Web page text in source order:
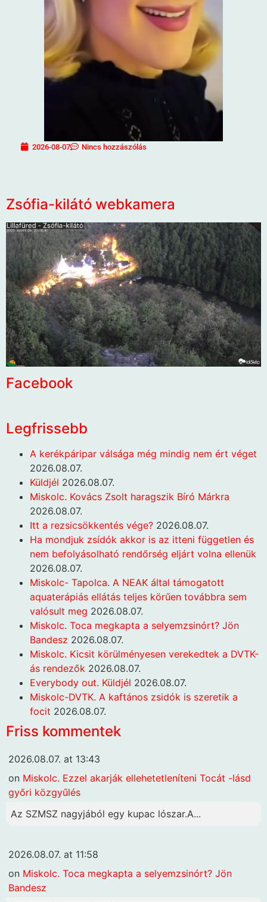
2026-08-07 Nincs hozzászólás
Zsófia-kilátó webkamera
Facebook
Legfrissebb
A kerékpáripar válsága még mindig nem ért véget
2026.08.07.
Küldjél 2026.08.07.
Miskolc. Kovács Zsolt haragszik Bíró Márkra
2026.08.07.
Itt a rezsicsökkentés vége? 2026.08.07.
Ha mondjuk zsídók akkor is az itteni független és
nem befolyásolható rendőrség eljárt volna ellenük
2026.08.07.
Miskolc- Tapolca. A NEAK által támogatott
aquaterápiás ellátás teljes körűen továbbra sem
valósult meg 2026.08.07.
Miskolc. Toca megkapta a selyemzsinórt? Jön
Bandesz 2026.08.07.
Miskolc. Kicsit körülményesen verekedtek a DVTK-
ás rendezők 2026.08.07.
Everybody out. Küldjél 2026.08.07.
Miskolc-DVTK. A kaftános zsidók is szeretik a
focit 2026.08.07.
Friss kommentek
2026.08.07. at 13:43
on Miskolc. Ezzel akarják ellehetetleníteni Tocát -lásd
győri közgyűlés
Az SZMSZ nagyjából egy kupac lószar.A...
2026.08.07. at 11:58
on Miskolc. Toca megkapta a selyemzsinórt? Jön
Bandesz